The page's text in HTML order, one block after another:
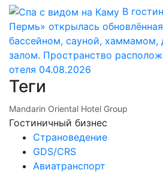
В
Пермь» открылась
бассейном, сауной, хаммамом,
залом. Пространство
отеля 04.08.2026
Теги
Mandarin Oriental Hotel Group
Гостиничный бизнес
Страноведение
GDS/CRS
Авиатранспорт